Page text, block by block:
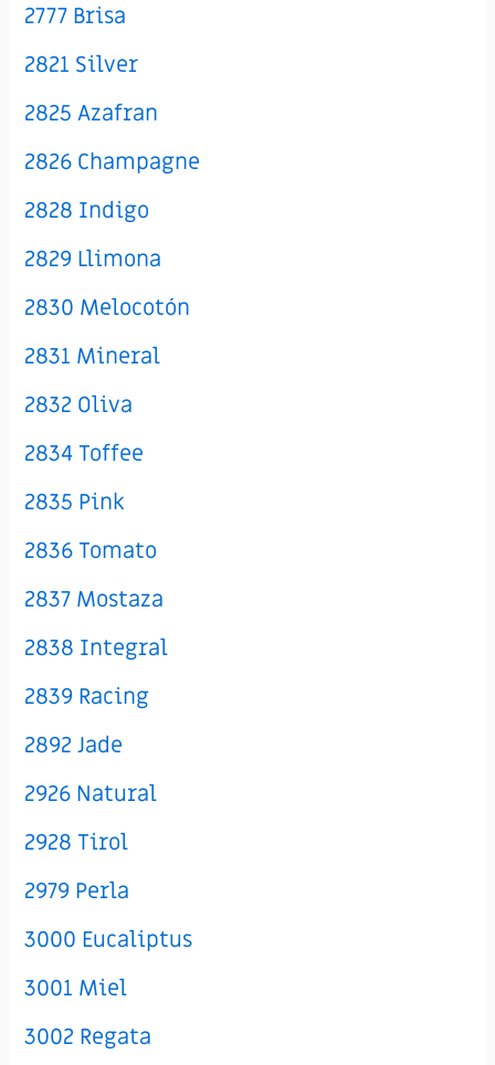
2777 Brisa
2821 Silver
2825 Azafran
2826 Champagne
2828 Indigo
2829 Llimona
2830 Melocotón
2831 Mineral
2832 Oliva
2834 Toffee
2835 Pink
2836 Tomato
2837 Mostaza
2838 Integral
2839 Racing
2892 Jade
2926 Natural
2928 Tirol
2979 Perla
3000 Eucaliptus
3001 Miel
3002 Regata